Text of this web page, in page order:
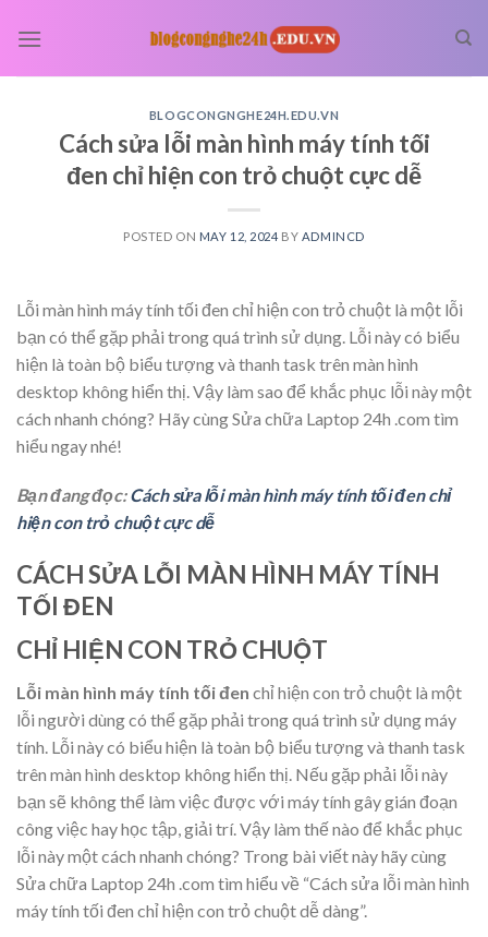
BLOGCONGNGHE24H.EDU.VN
Cách sửa lỗi màn hình máy tính tối
đen chỉ hiện con trỏ chuột cực dễ
POSTED ON MAY 12, 2024 BY ADMINCD
Lỗi màn hình máy tính tối đen chỉ hiện con trỏ chuột là một lỗi
bạn có thể gặp phải trong quá trình sử dụng. Lỗi này có biểu
hiện là toàn bộ biểu tượng và thanh task trên màn hình
desktop không hiển thị. Vậy làm sao để khắc phục lỗi này một
cách nhanh chóng? Hãy cùng Sửa chữa Laptop 24h .com tìm
hiểu ngay nhé!
Bạn đang đọc:Cách sửa lỗi màn hình máy tính tối đen chỉ
hiện con trỏ chuột cực dễ
CÁCH SỬA LỖI MÀN HÌNH MÁY TÍNH
TỐI ĐEN
CHỈ HIỆN CON TRỎ CHUỘT
Lỗi màn hình máy tính tối đen chỉ hiện con trỏ chuột là một
lỗi người dùng có thể gặp phải trong quá trình sử dụng máy
tính. Lỗi này có biểu hiện là toàn bộ biểu tượng và thanh task
trên màn hình desktop không hiển thị. Nếu gặp phải lỗi này
bạn sẽ không thể làm việc được với máy tính gây gián đoạn
công việc hay học tập, giải trí. Vậy làm thế nào để khắc phục
lỗi này một cách nhanh chóng? Trong bài viết này hãy cùng
Sửa chữa Laptop 24h .com tìm hiểu về “Cách sửa lỗi màn hình
máy tính tối đen chỉ hiện con trỏ chuột dễ dàng”.